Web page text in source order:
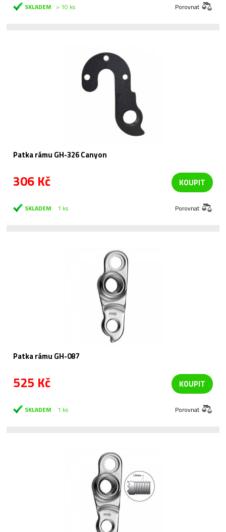
SKLADEM > 10 ks Porovnat
Patka rámu GH-326 Canyon
306 Kč KOUPIT
SKLADEM 1 ks Porovnat
Patka rámu GH-087
525 Kč KOUPIT
SKLADEM 1 ks Porovnat